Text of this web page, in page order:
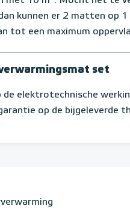
kunnen er 2 matten op
tot een maximum
set
elektrotechnische
op de bijgeleverde